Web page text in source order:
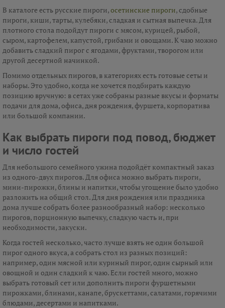
В каталоге есть русские пироги,осетинские пироги, сдобные
пироги, киши, тарты, кулебяки, сладкая и сытная выпечка. Для
плотного стола подойдут пироги с мясом, курицей, рыбой,
сыром, картофелем, капустой, грибами и овощами. К чаю можно
добавить сладкий пирог с ягодами, фруктами, творогом или
другой десертной начинкой.
Помимо отдельных пирогов, в категориях есть готовые сеты и
наборы. Это удобно, когда не хочется подбирать каждую
позицию вручную: в сетах уже собраны разные вкусы и форматы
подачи для дома, офиса, дня рождения, фуршета, корпоратива
или большой компании.
Как выбрать пироги под повод, бюджет
и число гостей
Для небольшого семейного ужина подойдёт компактный заказ
из одного-двух пирогов. Для офиса можно выбрать пироги,
мини-пирожки, блины и напитки, чтобы угощение было удобно
разложить на общий стол. Для дня рождения или праздника
дома лучше собрать более разнообразный набор: несколько
пирогов, порционную выпечку, сладкую часть и, при
необходимости, закуски.
Когда гостей несколько, часто лучше взять не один большой
пирог одного вкуса, а собрать стол из разных позиций:
например, один мясной или куриный пирог, один сырный или
овощной и один сладкий к чаю. Если гостей много, можно
выбрать готовый сет или дополнить пироги фуршетными
пирожками, блинами, канапе, брускеттами, салатами, горячими
блюдами, десертами и напитками.